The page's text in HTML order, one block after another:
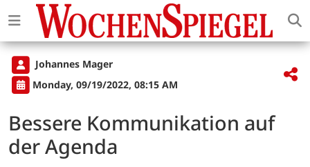
Johannes Mager
Monday, 09/19/2022, 08:15 AM
Bessere Kommunikation auf
der Agenda